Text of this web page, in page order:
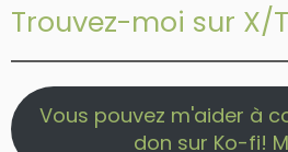
Trouvez-moi sur X/
Vous pouvez m'aider à
don sur Ko-fi!